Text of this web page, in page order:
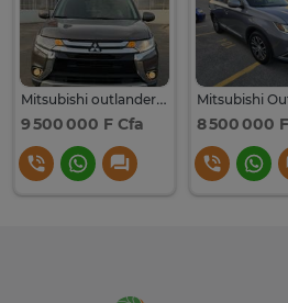
Mitsubishi outlander 2018
9 500 000 F Cfa 8 500 000